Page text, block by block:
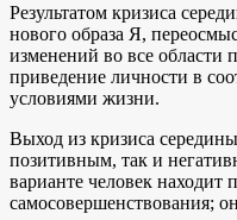
Результатом кризиса
нового образа Я,
изменений во все области
приведение личности в
условиями жизни.
Выход из кризиса
позитивным, так и
варианте человек находит
самосовершенствования;